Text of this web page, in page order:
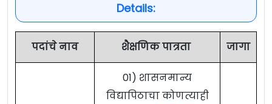
Details:
पदांचे नाव शैक्षणिक पात्रता जागा
01) शासनमान्य
विद्यापिठाचा कोणत्याही